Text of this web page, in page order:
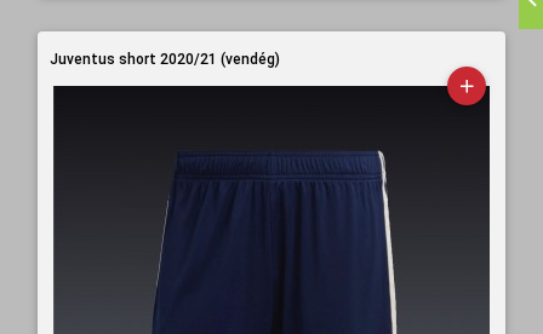
Juventus short 2020/21 (vendég)